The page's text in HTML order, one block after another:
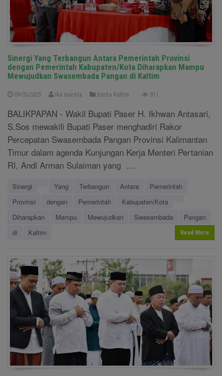
Sinergi Yang Terbangun Antara Pemerintah Provinsi
dengan Pemerintah Kabupaten/Kota Diharapkan Mampu
Mewujudkan Swasembada Pangan di Kaltim
09-05-2025 Ika marsila Berita Kaltim 911
BALIKPAPAN - Wakil Bupati Paser H. Ikhwan Antasari,
S.Sos mewakili Bupati Paser menghadiri Rakor
Percepatan Swasembada Pangan Provinsi Kalimantan
Timur dalam agenda Kunjungan Kerja Menteri Pertanian
RI, Andi Arman Sulaiman yang ....
Sinergi Yang Terbangun Antara
Pemerintah
Provinsi
dengan Pemerintah
Kabupaten/Kota
Diharapkan
Mampu Mewujudkan Swasembada
Pangan
di
Kaltim Read More